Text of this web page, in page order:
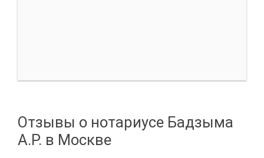
Отзывы о нотариусе Бадзыма
А.Р. в Москве